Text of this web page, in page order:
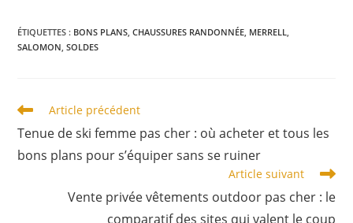
ÉTIQUETTES : BONS PLANS CHAUSSURES RANDONNÉE MERRELL
SALOMON SOLDES
Read
articles
Article précédent
Tenue de ski femme pas cher : où acheter et tous les
bons plans pour s’équiper sans se ruiner
Article suivant
Vente privée vêtements outdoor pas cher : le
comparatif des sites qui valent le coup